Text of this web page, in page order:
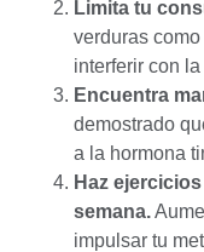
Limita tu
verduras
interferir con
Encuentra
demostrado
a la hormona
Haz
semana.
impulsar tu